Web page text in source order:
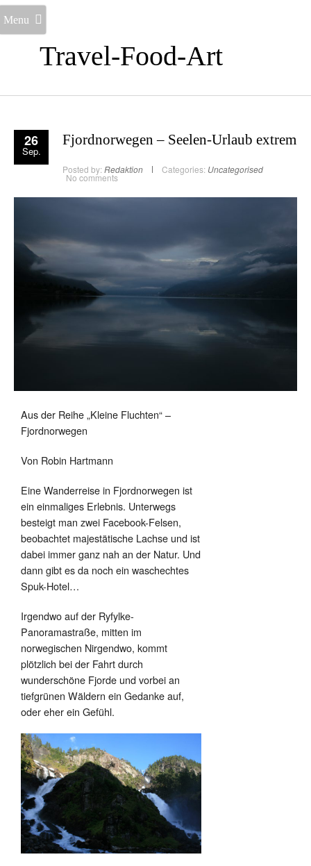
Travel-Food-Art
Menu
26
Sep.
Fjordnorwegen – Seelen-Urlaub extrem
Posted by: Redaktion Categories: Uncategorised
No comments
Aus der Reihe „Kleine Fluchten“ –
Fjordnorwegen
Von Robin Hartmann
Eine Wanderreise in Fjordnorwegen ist
ein einmaliges Erlebnis. Unterwegs
besteigt man zwei Facebook-Felsen,
beobachtet majestätische Lachse und ist
dabei immer ganz nah an der Natur. Und
dann gibt es da noch ein waschechtes
Spuk-Hotel…
Irgendwo auf der Ryfylke-
Panoramastraße, mitten im
norwegischen Nirgendwo, kommt
plötzlich bei der Fahrt durch
wunderschöne Fjorde und vorbei an
tiefgrünen Wäldern ein Gedanke auf,
oder eher ein Gefühl.